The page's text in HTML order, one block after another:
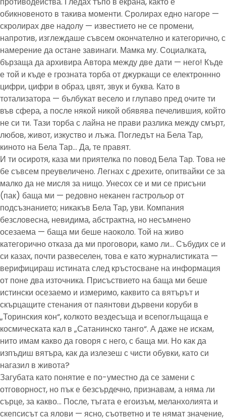
обикновеното в такива моменти. Сролирах едно нагоре —
скролирах две надолу — известието не се промени,
напротив, изглеждаше съвсем окончателно и категорично, с
намерение да остане завинаги. Мамка му. Социалката,
бързаща да архивира Автора между две дати — него! Къде
е той и къде е грозната торба от джуркащи се електроннно
цифри, цифри в образ, цвят, звук и буква. Като в
тотализатора — бълбукат весело и глупаво пред очите ти
във сфера, а после някой никой обявява печелившия, който
не си ти. Тази торба с лайна не прави разлика между смърт,
любов, живот, изкуство и лъжа. Погледът на Бела Тар,
киното на Бела Тар… Да, те правят.
И ти осиротя, каза ми приятелка по повод Бела Тар. Това не
бе съвсем преувеличено. Легнах с дрехите, опитвайки се за
малко да не мисля за нищо. Унесох се и ми се присъни
(пак) баща ми — редовно неканен гастрольор от
подсъзнанието; никакъв Бела Тар, уви. Компания
безсловесна, невидима, абстрактна, но несъмнено
осезаема — баща ми беше наоколо. Той на живо
категорично отказа да ми проговори, камо ли… Събудих се и
си казах, почти развеселен, това е като журналистиката —
верифицираш истината след кръстосване на информация
от поне два източника. Присъствието на баща ми беше
истински осезаемо и измеримо, каквито са вятърът и
скърцащите стенания от паянтови дървени коруби в
„Торинския кон“, колкото вездесъща и всепоглъщаща е
космическата кал в „Сатанинско танго“. А даже не искам,
нито имам какво да говоря с него, с баща ми. Но как да
изпъдиш вятъра, как да излезеш с чисти обувки, като си
нагазил в живота?
Загубата като понятие е по-уместно да се замени с
отговорност, но пък е безсърдечно, признавам, а няма ли
сърце, за какво… После, тъгата е егоизъм, меланхолията и
скепсисът са ялови — ясно, съответно и те нямат значение,